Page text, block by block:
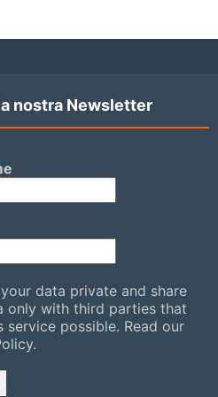
nostra Newsletter
data private and share
only with third parties that
service possible. Read our